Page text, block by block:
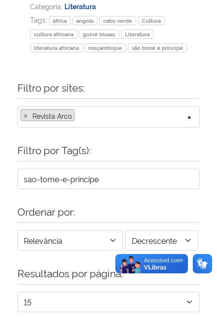
Ministério do Meio Ambiente
Ministério do Turismo
Ministério da Mulher, da Família e dos Direitos Humanos
Secretaria-Geral
Secretaria de Governo
Gabinete de Segurança Institucional
Advocacia-Geral da União
Planalto
Categoria: Literatura
Tags:
áfrica angola cabo verde
Cultura
cultura africana
guiné bissau
Literatura
literatura africana
moçambique são tomé e príncipe
Filtro por sites:
×
× Revista Arco
Filtro por Tag(s):
Ordenar por:
Resultados por página: